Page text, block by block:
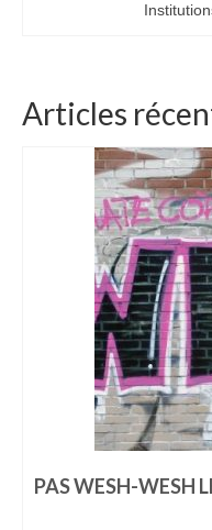
Articles
PAS WESH-WESH